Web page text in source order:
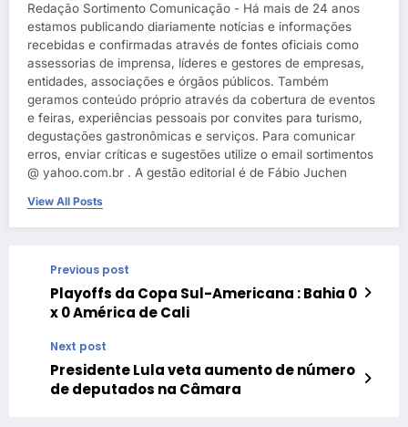
Redação Sortimento Comunicação - Há mais de 24 anos
estamos publicando diariamente notícias e informações
recebidas e confirmadas através de fontes oficiais como
assessorias de imprensa, líderes e gestores de empresas,
entidades, associações e órgãos públicos. Também
geramos conteúdo próprio através da cobertura de eventos
e feiras, experiências pessoais por convites para turismo,
degustações gastronômicas e serviços. Para comunicar
erros, enviar críticas e sugestões utilize o email sortimentos
@ yahoo.com.br . A gestão editorial é de Fábio Juchen
View All Posts
Previous post
Playoffs da Copa Sul-Americana : Bahia 0
x 0 América de Cali
Next post
Presidente Lula veta aumento de número
de deputados na Câmara